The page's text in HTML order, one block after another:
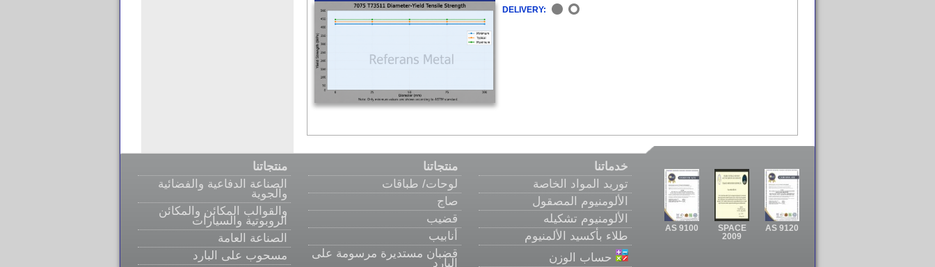
DELIVERY:
منتجاتنا
الصناعة الدفاعية والفضائية
والجوية
والقوالب المكائن والمكائن
الروبوتية والسيارات
الصناعة العامة
مسحوب على البارد
منتجاتنا
لوحات/ طباقات
صاج
قضيب
أنابيب
قضبان مستديرة مرسومة على
البارد
خدماتنا
توريد المواد الخاصة
الألومنيوم المصقول
الألومنيوم تشكيله
طلاء بأكسيد الألمنيوم
حساب الوزن
AS 9100
SPACE
2009
AS 9120